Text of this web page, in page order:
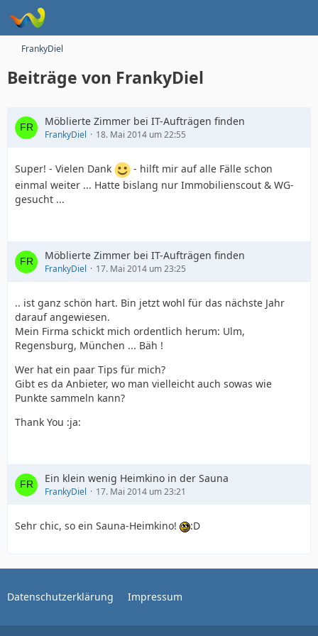
FrankyDiel
Beiträge von FrankyDiel
Möblierte Zimmer bei IT-Aufträgen finden
FrankyDiel 18. Mai 2014 um 22:55
Super! - Vielen Dank
- hilft mir auf alle Fälle schon
einmal weiter ... Hatte bislang nur Immobilienscout & WG-
gesucht ...
Möblierte Zimmer bei IT-Aufträgen finden
FrankyDiel 17. Mai 2014 um 23:25
.. ist ganz schön hart. Bin jetzt wohl für das nächste Jahr
darauf angewiesen.
Mein Firma schickt mich ordentlich herum: Ulm,
Regensburg, München ... Bäh !
Wer hat ein paar Tips für mich?
Gibt es da Anbieter, wo man vielleicht auch sowas wie
Punkte sammeln kann?
Thank You :ja:
Ein klein wenig Heimkino in der Sauna
FrankyDiel 17. Mai 2014 um 23:21
Sehr chic, so ein Sauna-Heimkino! :D
Datenschutzerklärung Impressum